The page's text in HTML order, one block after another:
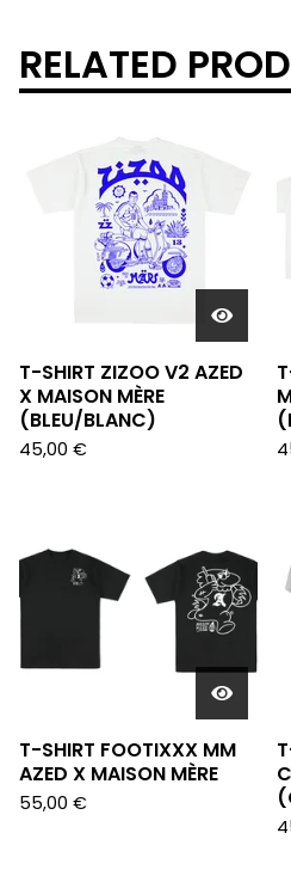
RELATED
T-SHIRT ZIZOO V2 AZED
X MAISON MÈRE
(BLEU/BLANC)
45,00 €
T-SHIRT FOOTIXXX MM
AZED X MAISON MÈRE
55,00 €